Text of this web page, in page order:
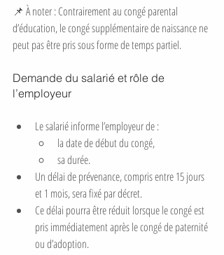
📌 À noter : Contrairement au congé parental
d’éducation, le congé supplémentaire de naissance ne
peut pas être pris sous forme de temps partiel.
Demande du salarié et rôle de
l’employeur
Le salarié informe l’employeur de :
la date de début du congé,
sa durée.
Un délai de prévenance, compris entre 15 jours
et 1 mois, sera fixé par décret.
Ce délai pourra être réduit lorsque le congé est
pris immédiatement après le congé de paternité
ou d’adoption.